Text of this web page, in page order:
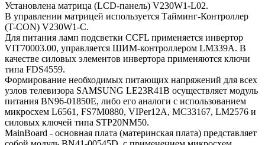
Установлена матрица (LCD-панель) V230W1-L02.
В управлении матрицей используется Тайминг-Контроллер
(T-CON) V230W1-C.
Для питания ламп подсветки CCFL применяется инвертор
VIT70003.00, управляется ШИМ-контроллером LM339A. В
качестве силовых элементов инвертора применяются ключи
типа FDS4559.
Формирование необходимых питающих напряжений для всех
узлов телевизора SAMSUNG LE23R41B осуществляет модуль
питания BN96-01850E, либо его аналоги c использованием
микросхем L6561, FS7M0880, VIPer12A, MC33167, LM2576 и
силовых ключей типа STP20NM50.
MainBoard - основная плата (материнская плата) представляет